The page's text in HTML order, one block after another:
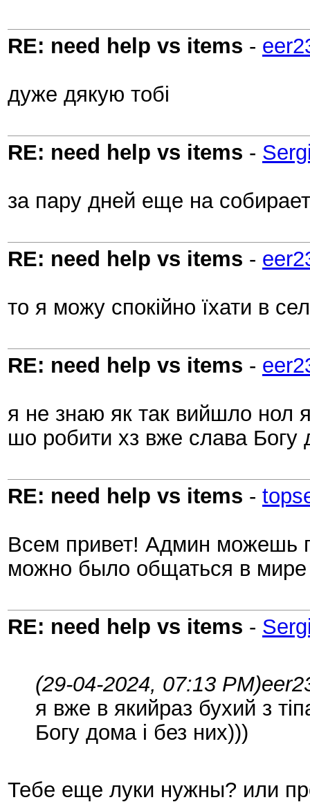
RE: need help vs items -
дуже дякую тобі
RE: need help vs items -
за пару дней еще на
RE: need help vs items -
то я можу спокійно їхати в
RE: need help vs items -
я не знаю як так вийшло нол
шо робити хз вже слава Богу
RE: need help vs items -
Всем привет! Админ можешь
можно было общаться в
RE: need help vs items -
(29-04-2024, 07:13 PM)
я вже в якийраз бухий з
Богу дома і без них)))
Тебе еще луки нужны? или